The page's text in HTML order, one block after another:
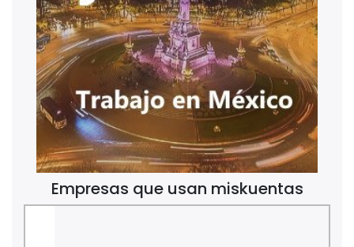
Empresas que usan miskuentas